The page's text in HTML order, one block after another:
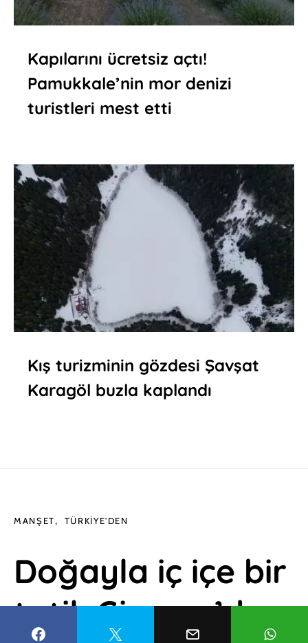
Kapılarını ücretsiz açtı!
Pamukkale’nin mor denizi
turistleri mest etti
Kış turizminin gözdesi Şavşat
Karagöl buzla kaplandı
MANŞET TÜRKIYE'DEN
Doğayla iç içe bir
tatil: Giresun’da